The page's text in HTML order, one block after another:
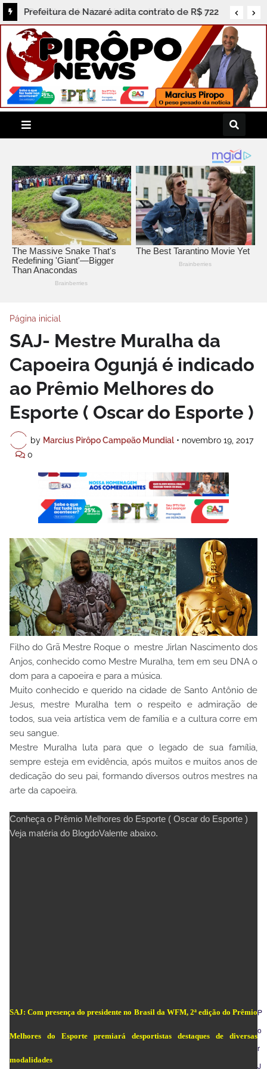
Prefeitura de Nazaré concede férias a Bruno
Vaz, ex-candidato a vice-prefeito e figura ativa
na política local
Página inicial
SAJ- Mestre Muralha da
Capoeira Ogunjá é indicado
ao Prêmio Melhores do
Esporte ( Oscar do Esporte )
by Marcius Pirôpo Campeão Mundial • novembro 19, 2017
0
Filho do Grã Mestre Roque o mestre Jirlan Nascimento dos
Anjos, conhecido como Mestre Muralha, tem em seu DNA o
dom para a capoeira e para a música.
Muito conhecido e querido na cidade de Santo Antônio de
Jesus, mestre Muralha tem o respeito e admiração de
todos, sua veia artística vem de família e a cultura corre em
seu sangue.
Mestre Muralha luta para que o legado de sua família,
sempre esteja em evidência, após muitos e muitos anos de
dedicação do seu pai, formando diversos outros mestres na
arte da capoeira.
Conheça o Prêmio Melhores do Esporte ( Oscar do Esporte )
Veja matéria do BlogdoValente abaixo.
SAJ: Com presença do presidente no Brasil da WFM, 2ª edição do Prêmio
Melhores do Esporte premiará desportistas destaques de diversas
modalidades
P
o
r
J